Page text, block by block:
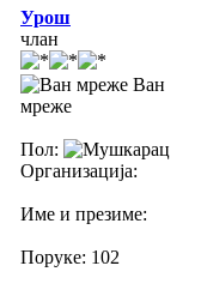
Урош
члан
Ван
мреже
Пол:
Организација:
Име и презиме:
Поруке: 102